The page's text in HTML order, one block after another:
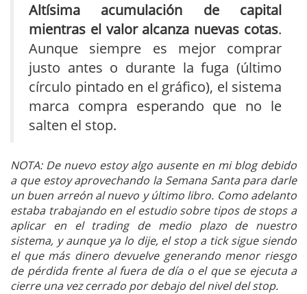
Altísima acumulación de capital
mientras el valor alcanza nuevas cotas.
Aunque siempre es mejor comprar
justo antes o durante la fuga (último
círculo pintado en el gráfico), el sistema
marca compra esperando que no le
salten el stop.
NOTA: De nuevo estoy algo ausente en mi blog debido
a que estoy aprovechando la Semana Santa para darle
un buen arreón al nuevo y último libro. Como adelanto
estaba trabajando en el estudio sobre tipos de stops a
aplicar en el trading de medio plazo de nuestro
sistema, y aunque ya lo dije, el stop a tick sigue siendo
el que más dinero devuelve generando menor riesgo
de pérdida frente al fuera de día o el que se ejecuta a
cierre una vez cerrado por debajo del nivel del stop.